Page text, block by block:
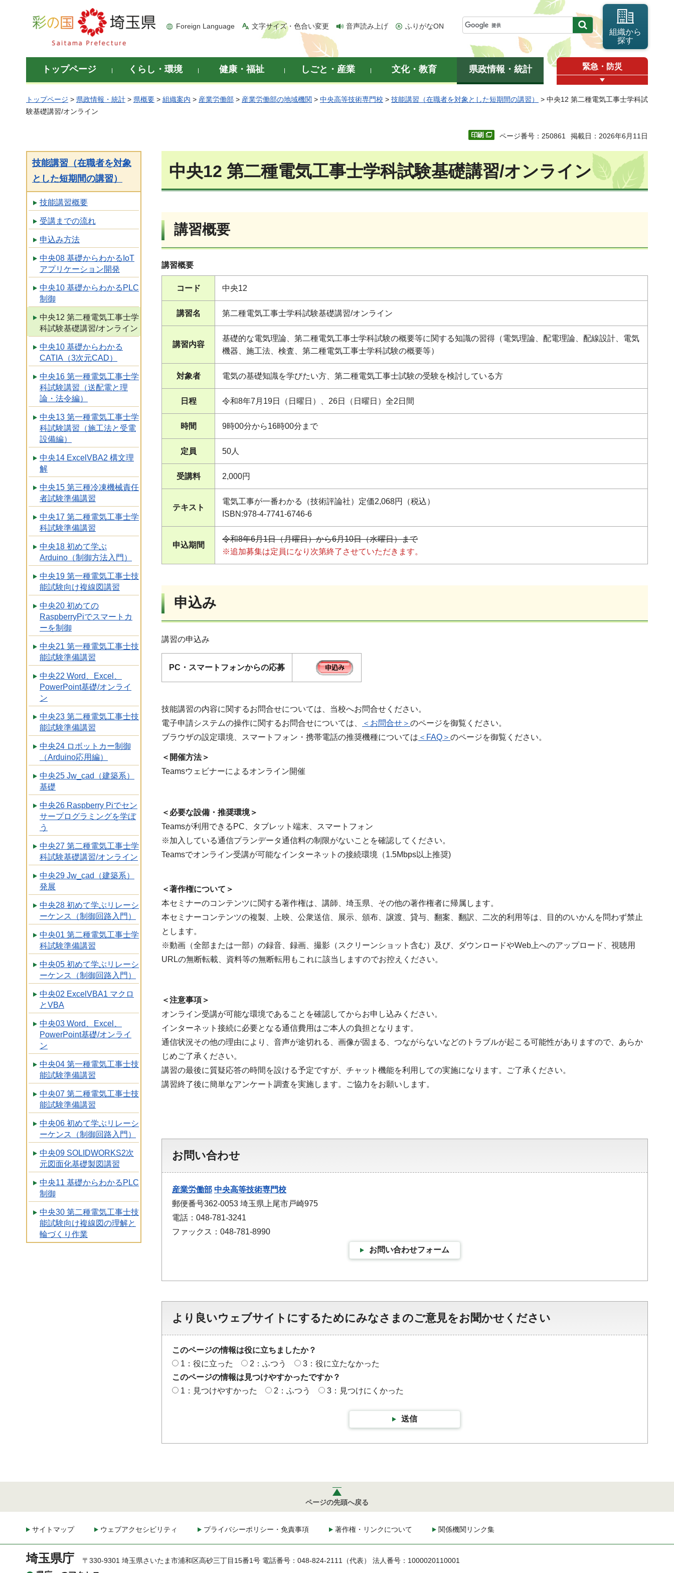
彩の国 埼玉県
Foreign Language 文字サイズ・色合い変更 音声読み上げ ふりがなON
組織から
探す
トップページ くらし・環境 健康・福祉 しごと・産業 文化・教育 県政情報・統計 緊急・防災
トップページ > 県政情報・統計 > 県概要 > 組織案内 > 産業労働部 > 産業労働部の地域機関 > 中央高等技術専門校 > 技能講習（在職者を対象とした短期間の講習）
> 中央12 第二種電気工事士学科試
験基礎講習/オンライン
ページ番号：250861 掲載日：2026年6月11日
技能講習（在職者を対象
とした短期間の講習）
技能講習概要
受講までの流れ
申込み方法
中央08 基礎からわかるIoT
アプリケーション開発
中央10 基礎からわかるPLC
制御
中央12 第二種電気工事士学
科試験基礎講習/オンライン
中央10 基礎からわかる
CATIA（3次元CAD）
中央16 第一種電気工事士学
科試験講習（送配電と理
論・法令編）
中央13 第一種電気工事士学
科試験講習（施工法と受電
設備編）
中央14 ExcelVBA2 構文理
解
中央15 第三種冷凍機械責任
者試験準備講習
中央17 第二種電気工事士学
科試験準備講習
中央18 初めて学ぶ
Arduino（制御方法入門）
中央19 第一種電気工事士技
能試験向け複線図講習
中央20 初めての
RaspberryPiでスマートカ
ーを制御
中央21 第一種電気工事士技
能試験準備講習
中央22 Word、Excel、
PowerPoint基礎/オンライ
ン
中央23 第二種電気工事士技
能試験準備講習
中央24 ロボットカー制御
（Arduino応用編）
中央25 Jw_cad（建築系）
基礎
中央26 Raspberry Piでセン
サープログラミングを学ぼ
う
中央27 第二種電気工事士学
科試験基礎講習/オンライン
中央29 Jw_cad（建築系）
発展
中央28 初めて学ぶリレーシ
ーケンス（制御回路入門）
中央01 第二種電気工事士学
科試験準備講習
中央05 初めて学ぶリレーシ
ーケンス（制御回路入門）
中央02 ExcelVBA1 マクロ
とVBA
中央03 Word、Excel、
PowerPoint基礎/オンライ
ン
中央04 第一種電気工事士技
能試験準備講習
中央07 第二種電気工事士技
能試験準備講習
中央06 初めて学ぶリレーシ
ーケンス（制御回路入門）
中央09 SOLIDWORKS2次
元図面化基礎製図講習
中央11 基礎からわかるPLC
制御
中央30 第二種電気工事士技
能試験向け複線図の理解と
輪づくり作業
中央12 第二種電気工事士学科試験基礎講習/オンライン
講習概要
講習概要
コード 中央12
講習名 第二種電気工事士学科試験基礎講習/オンライン
講習内容
基礎的な電気理論、第二種電気工事士学科試験の概要等に関する知識の習得（電気理論、配電理論、配線設計、電気
機器、施工法、検査、第二種電気工事士学科試験の概要等）
対象者 電気の基礎知識を学びたい方、第二種電気工事士試験の受験を検討している方
日程 令和8年7月19日（日曜日）、26日（日曜日）全2日間
時間 9時00分から16時00分まで
定員 50人
受講料 2,000円
テキスト
電気工事が一番わかる（技術評論社）定価2,068円（税込）
ISBN:978-4-7741-6746-6
申込期間
令和8年6月1日（月曜日）から6月10日（水曜日）まで
※追加募集は定員になり次第終了させていただきます。
申込み
講習の申込み
PC ・スマートフォンからの応募
技能講習の内容に関するお問合せについては、当校へお問合せください。
電子申請システムの操作に関するお問合せについては、
＜お問合せ＞ のページを御覧ください。
ブラウザの設定環境、スマートフォン・携帯電話の推奨機種については ＜FAQ＞ のページを御覧ください。
＜開催方法＞
Teamsウェビナーによるオンライン開催
＜必要な設備・推奨環境＞
Teamsが利用できるPC、タブレット端末、スマートフォン
※加入している通信プランデータ通信料の制限がないことを確認してください。
Teamsでオンライン受講が可能なインターネットの接続環境（1.5Mbps以上推奨)
＜著作権について＞
本セミナーのコンテンツに関する著作権は、講師、埼玉県、その他の著作権者に帰属します。
本セミナーコンテンツの複製、上映、公衆送信、展示、頒布、譲渡、貸与、翻案、翻訳、二次的利用等は、目的のいかんを問わず禁止
とします。
※動画（全部または一部）の録音、録画、撮影（スクリーンショット含む）及び、ダウンロードやWeb上へのアップロード、視聴用
URLの無断転載、資料等の無断転用もこれに該当しますのでお控えください。
＜注意事項＞
オンライン受講が可能な環境であることを確認してからお申し込みください。
インターネット接続に必要となる通信費用はご本人の負担となります。
通信状況その他の理由により、音声が途切れる、画像が固まる、つながらないなどのトラブルが起こる可能性がありますので、あらか
じめご了承ください。
講習の最後に質疑応答の時間を設ける予定ですが、チャット機能を利用しての実施になります。ご了承ください。
講習終了後に簡単なアンケート調査を実施します。ご協力をお願いします。
お問い合わせ
産業労働部 中央高等技術専門校
郵便番号362-0053 埼玉県上尾市戸崎975
電話：048-781-3241
ファックス：048-781-8990
お問い合わせフォーム
より良いウェブサイトにするためにみなさまのご意見をお聞かせください
このページの情報は役に立ちましたか？
1：役に立った
2：ふつう
3：役に立たなかった
このページの情報は見つけやすかったですか？
1：見つけやすかった
2：ふつう 3：見つけにくかった
送信
ページの先頭へ戻る
サイトマップ ウェブアクセシビリティ プライバシーポリシー・免責事項 著作権・リンクについて 関係機関リンク集
埼玉県庁 〒330-9301 埼玉県さいたま市浦和区高砂三丁目15番1号 電話番号：048-824-2111（代表） 法人番号：1000020110001